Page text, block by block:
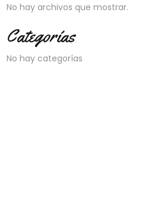
No hay archivos que mostrar.
Categorías
No hay categorías